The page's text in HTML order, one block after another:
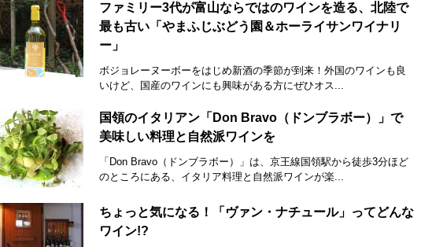
ファミリー3代が富山ならではのワインを造る、北陸で
最も古い「やまふじぶどう園＆ホーライサンワイナリ
ー」
ボジョレーヌーボーをはじめ新酒の季節が到来！外国のワインも良
いけど、国産のワインにも興味がある方にぜひオス...
国領のイタリアン「Don Bravo（ドンブラボー）」で
美味しい料理と自然派ワインを
「Don Bravo（ドンブラボー）」は、京王線国領駅から徒歩3分ほど
のところにある、イタリア料理と自然派ワインが楽...
ちょっと気になる！「ヴァン・ナチュール」ってどんな
ワイン!?